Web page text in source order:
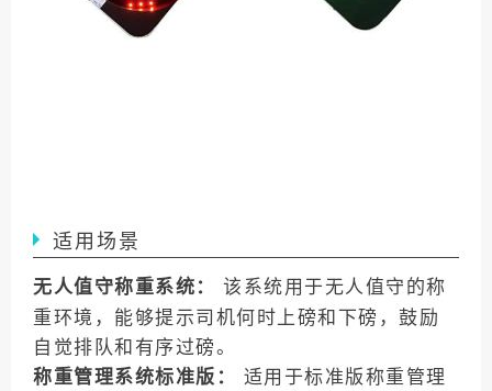
适用场景
无人值守称重系统：
该系统用于无人值守的称
重环境，能够提示司机何时上磅和下磅，鼓励
自觉排队和有序过磅。
称重管理系统标准版：
适用于标准版称重管理